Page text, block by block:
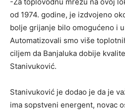
-Za toplovodnu mrežu na ovoj
od 1974. godine, je izdvojeno
bolje grijanje bilo omogućeno i
Automatizovali smo više
ciljem da Banjaluka dobije
Stanivuković.
Stanivuković je dodao je da je
ima sopstveni energent, novac